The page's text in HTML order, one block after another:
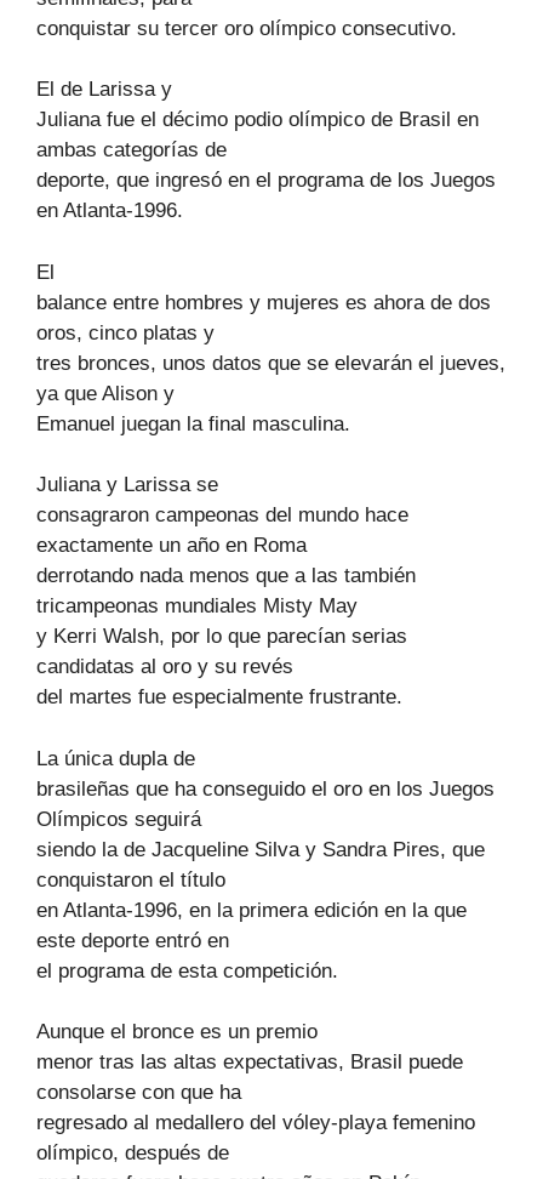
conquistar su tercer oro olímpico consecutivo.
El de Larissa y
Juliana fue el décimo podio olímpico de Brasil en
ambas categorías de
deporte, que ingresó en el programa de los Juegos
en Atlanta-1996.
El
balance entre hombres y mujeres es ahora de dos
oros, cinco platas y
tres bronces, unos datos que se elevarán el jueves,
ya que Alison y
Emanuel juegan la final masculina.
Juliana y Larissa se
consagraron campeonas del mundo hace
exactamente un año en Roma
derrotando nada menos que a las también
tricampeonas mundiales Misty May
y Kerri Walsh, por lo que parecían serias
candidatas al oro y su revés
del martes fue especialmente frustrante.
La única dupla de
brasileñas que ha conseguido el oro en los Juegos
Olímpicos seguirá
siendo la de Jacqueline Silva y Sandra Pires, que
conquistaron el título
en Atlanta-1996, en la primera edición en la que
este deporte entró en
el programa de esta competición.
Aunque el bronce es un premio
menor tras las altas expectativas, Brasil puede
consolarse con que ha
regresado al medallero del vóley-playa femenino
olímpico, después de